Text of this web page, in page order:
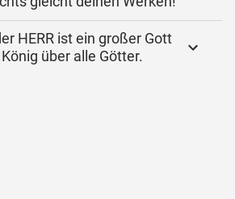
HERR ist ein großer Gott
über alle Götter.